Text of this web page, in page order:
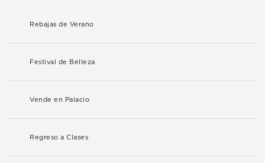
Rebajas de Verano
Festival de Belleza
Vende en Palacio
Regreso a Clases